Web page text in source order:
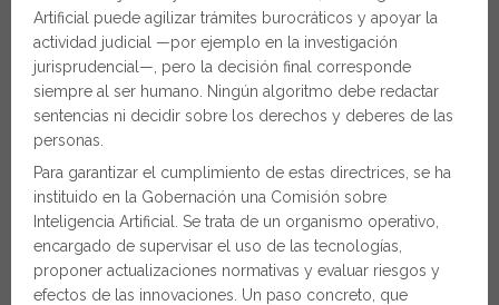
Artificial puede agilizar trámites burocráticos y apoyar la
actividad judicial —por ejemplo en la investigación
jurisprudencial—, pero la decisión final corresponde
siempre al ser humano. Ningún algoritmo debe redactar
sentencias ni decidir sobre los derechos y deberes de las
personas.
Para garantizar el cumplimiento de estas directrices, se ha
instituido en la Gobernación una Comisión sobre
Inteligencia Artificial. Se trata de un organismo operativo,
encargado de supervisar el uso de las tecnologías,
proponer actualizaciones normativas y evaluar riesgos y
efectos de las innovaciones. Un paso concreto, que